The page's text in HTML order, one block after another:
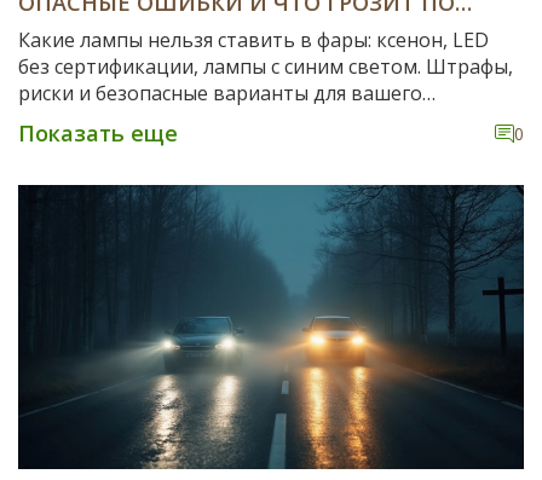
ЗАКОНУ
Какие лампы нельзя ставить в фары: ксенон, LED
без сертификации, лампы с синим светом. Штрафы,
риски и безопасные варианты для вашего
автомобиля.
Показать еще 0